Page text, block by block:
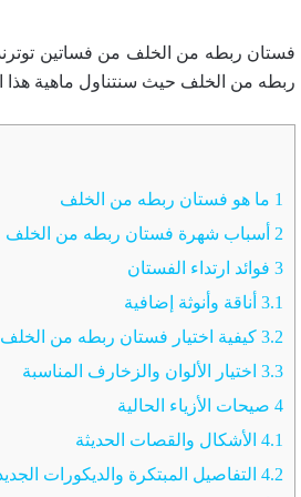
فستان ربطه من الخلف من فساتين
ربطه من الخلف حيث سنتناول ماهية هذا
1 ما هو فستان ربطه من الخلف
2 أسباب شهرة فستان ربطه من الخلف
3فوائد ارتداء الفستان
3.1أناقة وأنوثة إضافية
3.2كيفية اختيار فستان ربطه من
3.3اختيار الألوان والزخارف المناسبة
4صيحات الأزياء الحالية
4.1الأشكال والقصات الحديثة
4.2التفاصيل المبتكرة والديكورات